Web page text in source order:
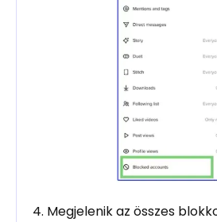
4. Megjelenik az összes